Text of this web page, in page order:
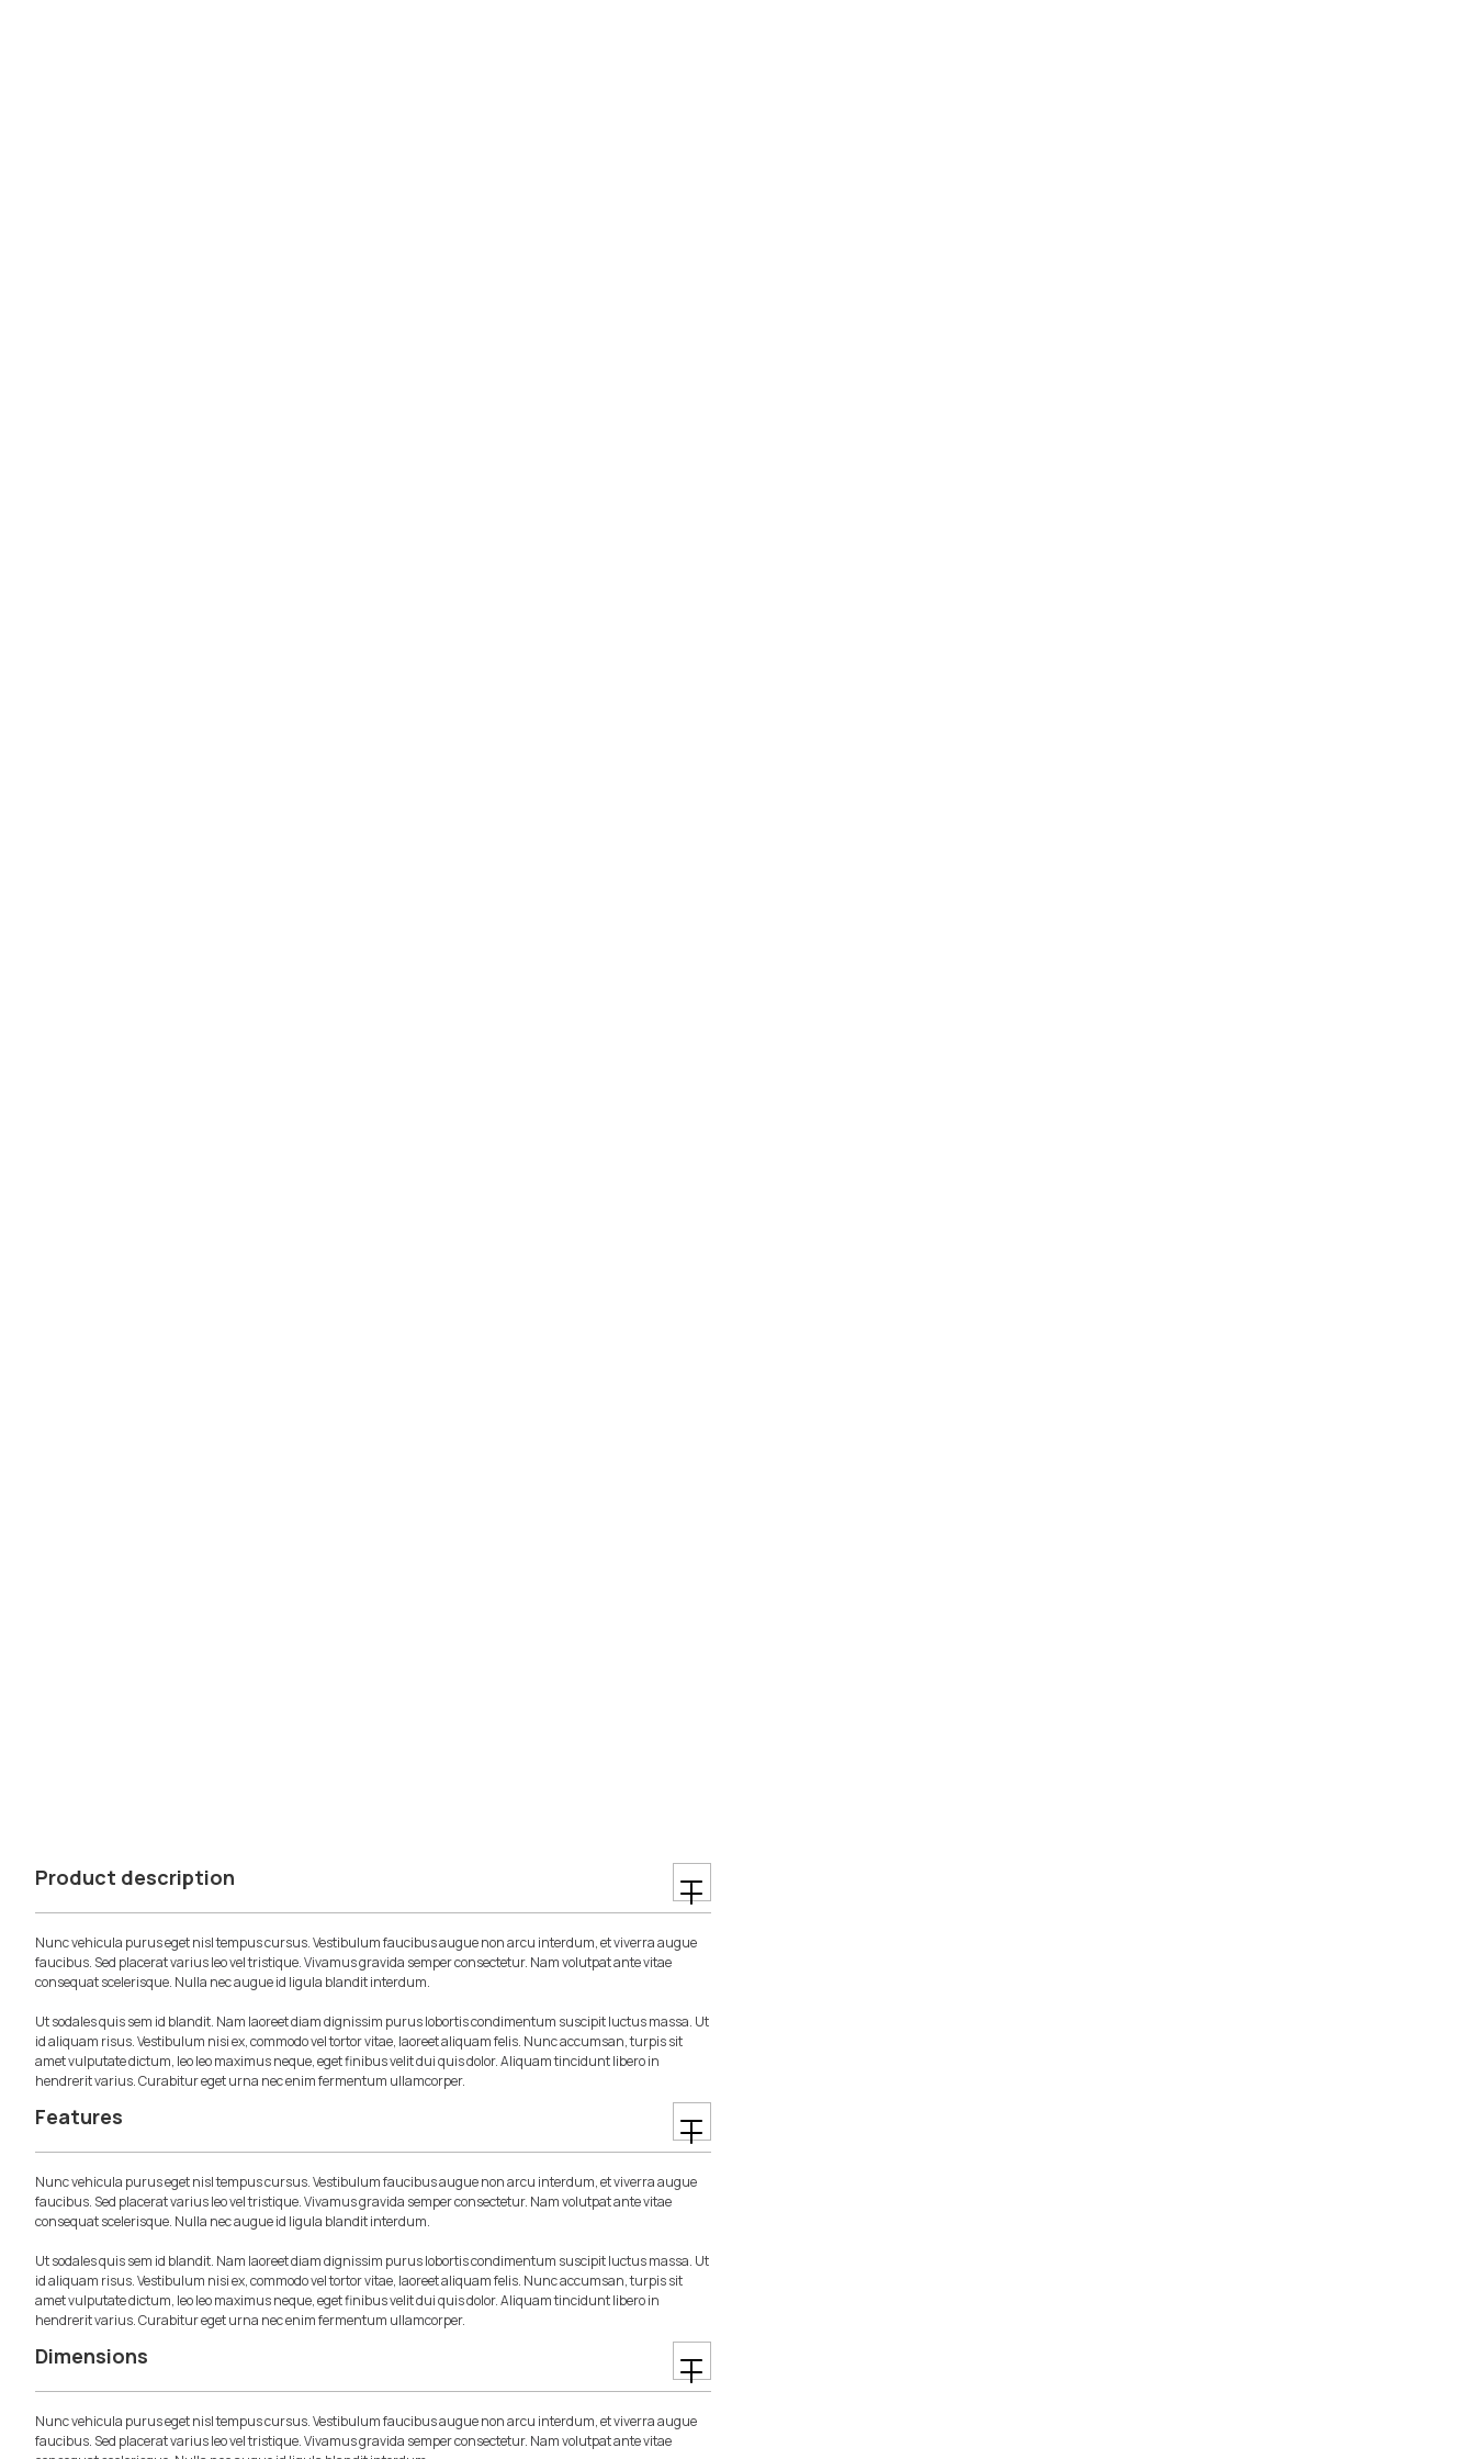
Product description
Nunc vehicula purus eget nisl tempus cursus. Vestibulum faucibus augue non arcu interdum, et viverra augue
faucibus. Sed placerat varius leo vel tristique. Vivamus gravida semper consectetur. Nam volutpat ante vitae
consequat scelerisque. Nulla nec augue id ligula blandit interdum.
Ut sodales quis sem id blandit. Nam laoreet diam dignissim purus lobortis condimentum suscipit luctus massa. Ut
id aliquam risus. Vestibulum nisi ex, commodo vel tortor vitae, laoreet aliquam felis. Nunc accumsan, turpis sit
amet vulputate dictum, leo leo maximus neque, eget finibus velit dui quis dolor. Aliquam tincidunt libero in
hendrerit varius. Curabitur eget urna nec enim fermentum ullamcorper.
Features
Nunc vehicula purus eget nisl tempus cursus. Vestibulum faucibus augue non arcu interdum, et viverra augue
faucibus. Sed placerat varius leo vel tristique. Vivamus gravida semper consectetur. Nam volutpat ante vitae
consequat scelerisque. Nulla nec augue id ligula blandit interdum.
Ut sodales quis sem id blandit. Nam laoreet diam dignissim purus lobortis condimentum suscipit luctus massa. Ut
id aliquam risus. Vestibulum nisi ex, commodo vel tortor vitae, laoreet aliquam felis. Nunc accumsan, turpis sit
amet vulputate dictum, leo leo maximus neque, eget finibus velit dui quis dolor. Aliquam tincidunt libero in
hendrerit varius. Curabitur eget urna nec enim fermentum ullamcorper.
Dimensions
Nunc vehicula purus eget nisl tempus cursus. Vestibulum faucibus augue non arcu interdum, et viverra augue
faucibus. Sed placerat varius leo vel tristique. Vivamus gravida semper consectetur. Nam volutpat ante vitae